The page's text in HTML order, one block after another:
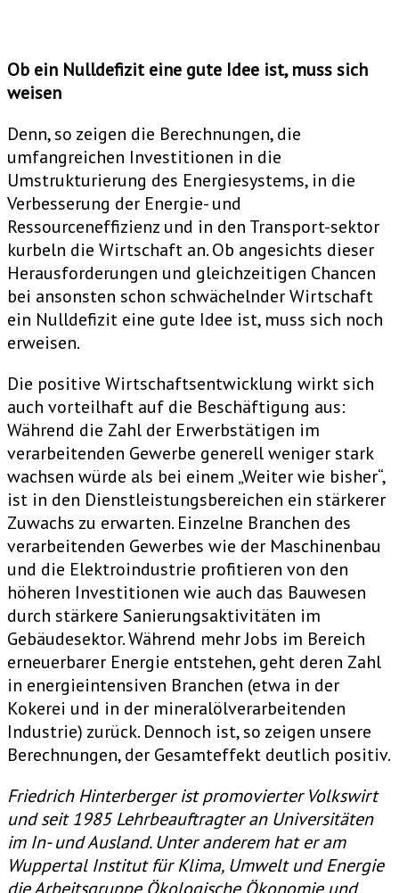
Ob ein Nulldefizit eine gute Idee ist, muss sich
weisen
Denn, so zeigen die Berechnungen, die
umfangreichen Investitionen in die
Umstrukturierung des Energiesystems, in die
Verbesserung der Energie- und
Ressourceneffizienz und in den Transport-sektor
kurbeln die Wirtschaft an. Ob angesichts dieser
Herausforderungen und gleichzeitigen Chancen
bei ansonsten schon schwächelnder Wirtschaft
ein Nulldefizit eine gute Idee ist, muss sich noch
erweisen.
Die positive Wirtschaftsentwicklung wirkt sich
auch vorteilhaft auf die Beschäftigung aus:
Während die Zahl der Erwerbstätigen im
verarbeitenden Gewerbe generell weniger stark
wachsen würde als bei einem „Weiter wie bisher“,
ist in den Dienstleistungsbereichen ein stärkerer
Zuwachs zu erwarten. Einzelne Branchen des
verarbeitenden Gewerbes wie der Maschinenbau
und die Elektroindustrie profitieren von den
höheren Investitionen wie auch das Bauwesen
durch stärkere Sanierungsaktivitäten im
Gebäudesektor. Während mehr Jobs im Bereich
erneuerbarer Energie entstehen, geht deren Zahl
in energieintensiven Branchen (etwa in der
Kokerei und in der mineralölverarbeitenden
Industrie) zurück. Dennoch ist, so zeigen unsere
Berechnungen, der Gesamteffekt deutlich positiv.
Friedrich Hinterberger ist promovierter Volkswirt
und seit 1985 Lehrbeauftragter an Universitäten
im In- und Ausland. Unter anderem hat er am
Wuppertal Institut für Klima, Umwelt und Energie